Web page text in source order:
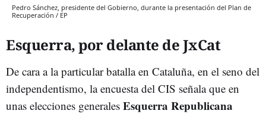
Pedro Sánchez, presidente del Gobierno, durante la presentación del Plan de
Recuperación / EP
Esquerra, por delante de JxCat
De cara a la particular batalla en Cataluña, en el seno del
independentismo, la encuesta del CIS señala que en
unas elecciones generales Esquerra Republicana